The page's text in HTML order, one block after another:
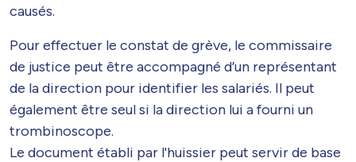
causés.
Pour effectuer le constat de grève, le commissaire
de justice peut être accompagné d’un représentant
de la direction pour identifier les salariés. Il peut
également être seul si la direction lui a fourni un
trombinoscope.
Le document établi par l'huissier peut servir de base